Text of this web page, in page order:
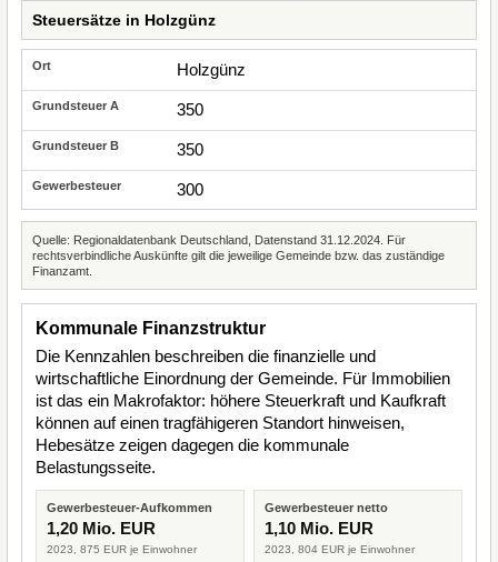
Steuersätze in Holzgünz
Holzgünz
350
350
300
Quelle: Regionaldatenbank Deutschland, Datenstand 31.12.2024. Für
rechtsverbindliche Auskünfte gilt die jeweilige Gemeinde bzw. das zuständige
Finanzamt.
Kommunale Finanzstruktur
Die Kennzahlen beschreiben die finanzielle und
wirtschaftliche Einordnung der Gemeinde. Für Immobilien
ist das ein Makrofaktor: höhere Steuerkraft und Kaufkraft
können auf einen tragfähigeren Standort hinweisen,
Hebesätze zeigen dagegen die kommunale
Belastungsseite.
Gewerbesteuer-Aufkommen
1,20 Mio. EUR
2023, 875 EUR je Einwohner
Gewerbesteuer netto
1,10 Mio. EUR
2023, 804 EUR je Einwohner